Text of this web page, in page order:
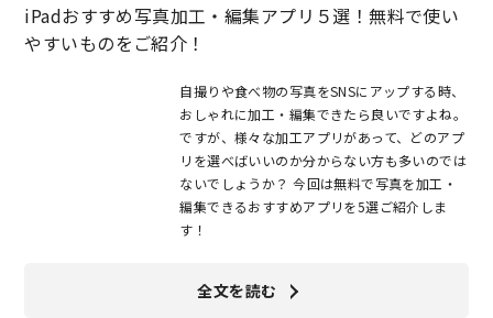
iPadおすすめ写真加工・編集アプリ５選！無料で使い
やすいものをご紹介！
自撮りや食べ物の写真をSNSにアップする時、
おしゃれに加工・編集できたら良いですよね。
ですが、様々な加工アプリがあって、どのアプ
リを選べばいいのか分からない方も多いのでは
ないでしょうか？ 今回は無料で写真を加工・
編集できるおすすめアプリを5選ご紹介しま
す！
全文を読む